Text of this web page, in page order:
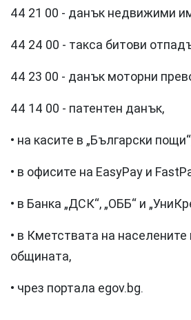
44 21 00 - данък недвижими
44 24 00 - такса битови
44 23 00 - данък моторни
44 14 00 - патентен данък,
• на касите в „Български
• в офисите на EasyPay и
• в Банка „ДСК“, „ОББ“ и
• в Кметствата на
общината,
• чрез портала egov.bg.